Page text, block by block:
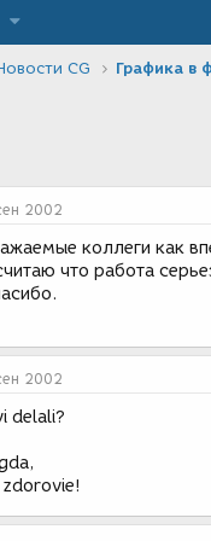
CG Графика в
2002
коллеги как
что работа
2002
delali?
zdorovie!